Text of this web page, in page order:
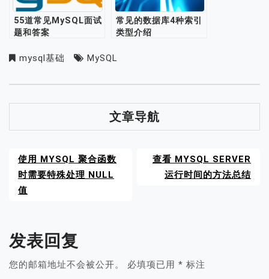
55道常见MySQL面试
题和答案
常见的数据库4种索引
类型介绍
mysql基础 MySQL
文章导航
使用 MYSQL 聚合函数
时需要特殊处理 NULL
值
查看 MYSQL SERVER
运行时间的方法总结
发表回复
您的邮箱地址不会被公开。 必填项已用 * 标注